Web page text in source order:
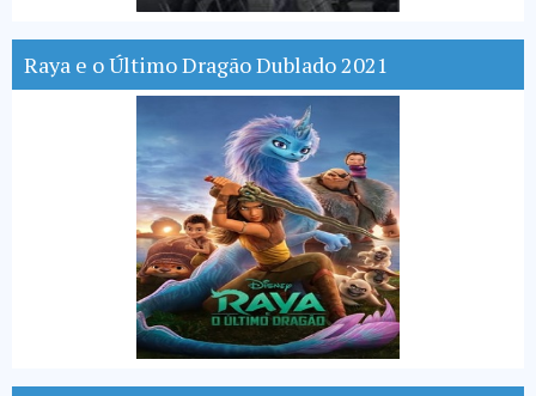
Raya e o Último Dragão Dublado 2021